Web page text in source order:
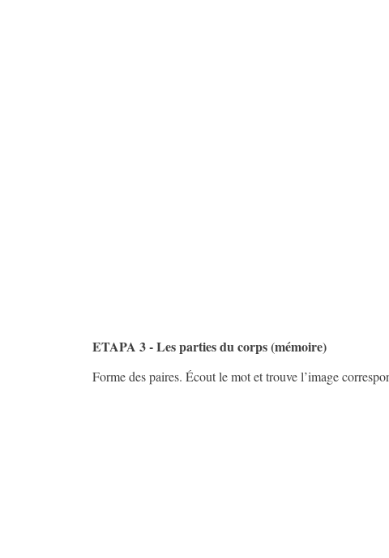
ETAPA 3 - Les parties du corps (mémoire)
Forme des paires. Écout le mot et trouve l’image